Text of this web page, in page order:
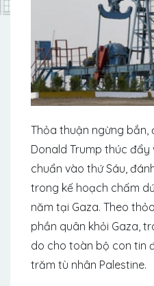
Thỏa thuận ngừng bắn,
Donald Trump thúc đẩy
chuẩn vào thứ Sáu,
trong kế hoạch chấm
năm tại Gaza. Theo
phần quân khỏi Gaza,
do cho toàn bộ con tin
trăm tù nhân Palestine.